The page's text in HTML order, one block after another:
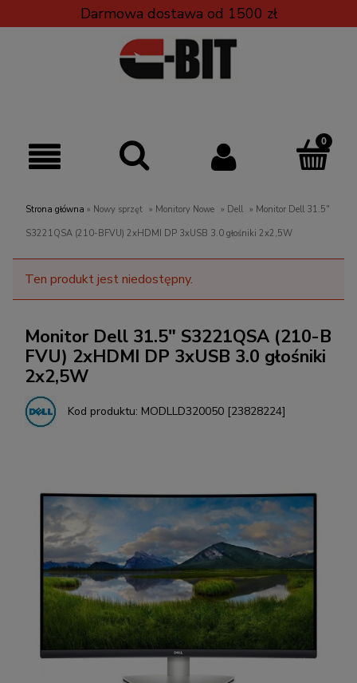
Darmowa dostawa od 1500 zł
Strona główna » Nowy sprzęt » Monitory Nowe » Dell » Monitor Dell 31.5"
S3221QSA (210-BFVU) 2xHDMI DP 3xUSB 3.0 głośniki 2x2,5W
Ten produkt jest niedostępny.
Monitor Dell 31.5" S3221QSA (210-B
FVU) 2xHDMI DP 3xUSB 3.0 głośniki
2x2,5W
Kod produktu: MODLLD320050 [23828224]